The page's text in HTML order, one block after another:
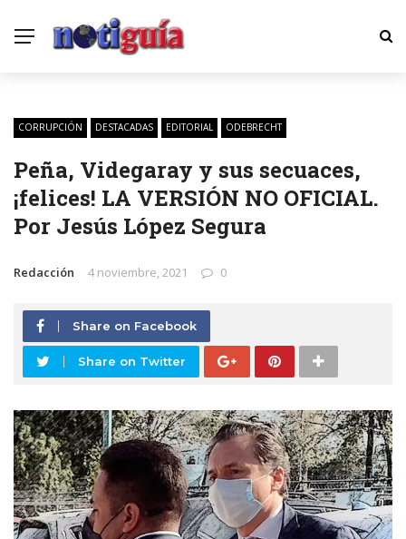
CORRUPCIÓN DESTACADAS EDITORIAL ODEBRECHT
Peña, Videgaray y sus secuaces,
¡felices! LA VERSIÓN NO OFICIAL.
Por Jesús López Segura
Redacción 4 noviembre, 2021 0
Share on Facebook
Share on Twitter